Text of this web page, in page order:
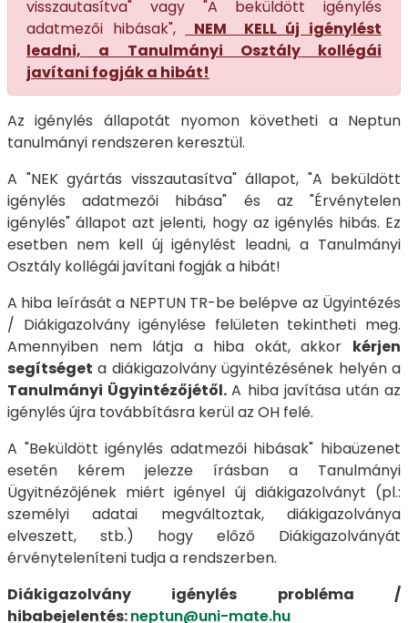
visszautasítva" vagy "A beküldött igénylés
adatmezői hibásak",
NEM KELL új igénylést
leadni, a Tanulmányi Osztály kollégái
javítani fogják a hibát!
Az igénylés állapotát nyomon követheti a Neptun
tanulmányi rendszeren keresztül.
A "NEK gyártás visszautasítva" állapot, "A beküldött
igénylés adatmezői hibása" és az "Érvénytelen
igénylés" állapot azt jelenti, hogy az igénylés hibás. Ez
esetben nem kell új igénylést leadni, a Tanulmányi
Osztály kollégái javítani fogják a hibát!
A hiba leírását a NEPTUN TR-be belépve az Ügyintézés
/ Diákigazolvány igénylése felületen tekintheti meg.
Amennyiben nem látja a hiba okát, akkor kérjen
segítséget a diákigazolvány ügyintézésének helyén a
Tanulmányi Ügyintézőjétől.A hiba javítása után az
igénylés újra továbbításra kerül az OH felé.
A "Beküldött igénylés adatmezői hibásak" hibaüzenet
esetén kérem jelezze írásban a Tanulmányi
Ügyitnézőjének miért igényel új diákigazolványt (pl.:
személyi adatai megváltoztak, diákigazolványa
elveszett, stb.) hogy előző Diákigazolványát
érvényteleníteni tudja a rendszerben.
Diákigazolvány igénylés probléma /
hibabejelentés:neptun@uni-mate.hu